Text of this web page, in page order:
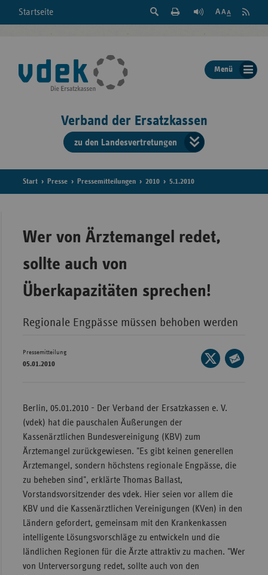
Startseite
Suche
der
Seite
Feed
Menü
Verband der Ersatzkassen
zu den Landesvertretungen
der
Berlin/
Start Presse Pressemitteilungen 2010 5.1.2010
Wer von Ärztemangel redet,
sollte auch von
Überkapazitäten sprechen!
Regionale Engpässe müssen behoben werden
Pressemitteilung
05.01.2010
Seite
auf
Berlin, 05.01.2010 - Der Verband der Ersatzkassen e. V.
(vdek) hat die pauschalen Äußerungen der
Kassenärztlichen Bundesvereinigung (KBV) zum
Ärztemangel zurückgewiesen. "Es gibt keinen generellen
Ärztemangel, sondern höchstens regionale Engpässe, die
zu beheben sind", erklärte Thomas Ballast,
Vorstandsvorsitzender des vdek. Hier seien vor allem die
KBV und die Kassenärztlichen Vereinigungen (KVen) in den
Ländern gefordert, gemeinsam mit den Krankenkassen
intelligente Lösungsvorschläge zu entwickeln und die
ländlichen Regionen für die Ärzte attraktiv zu machen. "Wer
von Unterversorgung redet, sollte auch von den